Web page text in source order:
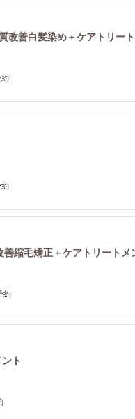
改善白髪染め＋ケアトリー
約
約
善縮毛矯正＋ケアトリート
約
ト